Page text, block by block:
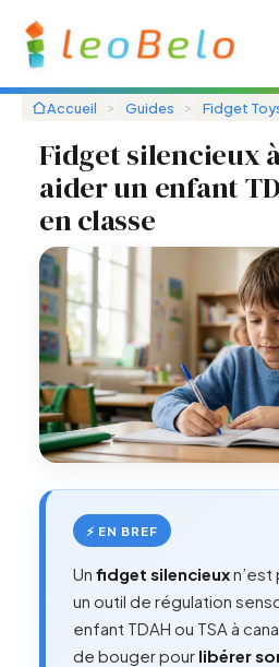
contenu
Accueil > Guides > Fidget
Fidget silencieux
aider un enfant
en classe
⚡ EN BREF
Un fidget silencieuxn’est
un outil de régulation
enfant TDAH ou TSA à
de bouger pour libérer